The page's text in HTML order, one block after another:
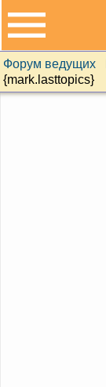
Форум ведущих
{mark.lasttopics}